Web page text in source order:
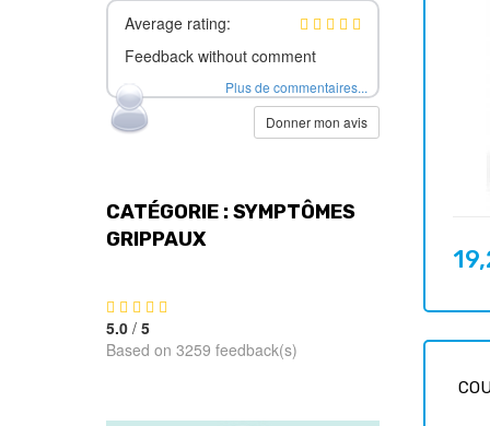
Average rating:
Feedback without comment
Plus de commentaires...
Donner mon avis
CATÉGORIE : SYMPTÔMES
GRIPPAUX
5.0 / 5
Based on 3259 feedback(s)
Prix